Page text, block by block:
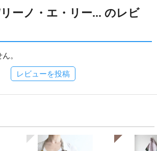
ーノ・エ・リー... のレビ
。
レビューを投稿